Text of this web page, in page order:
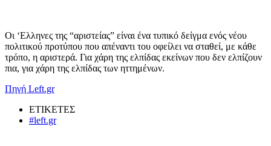
Οι ‘Ελληνες της “αριστείας” είναι ένα τυπικό δείγμα ενός νέου
πολιτικού προτύπου που απέναντι του οφείλει να σταθεί, με κάθε
τρόπο, η αριστερά. Για χάρη της ελπίδας εκείνων που δεν ελπίζουν
πια, για χάρη της ελπίδας των ηττημένων.
Πηγή Left.gr
ΕΤΙΚΕΤΕΣ
#left.gr